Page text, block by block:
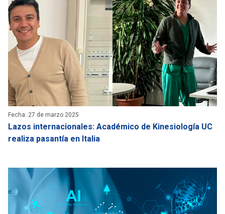
Fecha: 27 de marzo 2025
Lazos internacionales: Académico de Kinesiología UC
realiza pasantía en Italia